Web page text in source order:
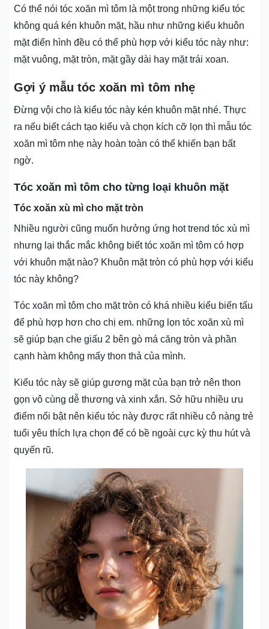
Có thể nói tóc xoăn mì tôm là một trong những kiểu tóc
không quá kén khuôn mặt, hầu như những kiểu khuôn
mặt điển hình đều có thể phù hợp với kiểu tóc này như:
mặt vuông, mặt tròn, mặt gầy dài hay mặt trái xoan.
Gợi ý mẫu tóc xoăn mì tôm nhẹ
Đừng vội cho là kiểu tóc này kén khuôn mặt nhé. Thực
ra nếu biết cách tạo kiểu và chọn kích cỡ lọn thì mẫu tóc
xoăn mì tôm nhẹ này hoàn toàn có thể khiến bạn bất
ngờ.
Tóc xoăn mì tôm cho từng loại khuôn mặt
Tóc xoăn xù mì cho mặt tròn
Nhiều người cũng muốn hưởng ứng hot trend tóc xù mì
nhưng lại thắc mắc không biết tóc xoăn mì tôm có hợp
với khuôn mặt nào? Khuôn mặt tròn có phù hợp với kiểu
tóc này không?
Tóc xoăn mì tôm cho mặt tròn có khá nhiều kiểu biến tấu
để phù hợp hơn cho chị em. những lọn tóc xoăn xù mì
sẽ giúp bạn che giấu 2 bên gò má căng tròn và phần
cạnh hàm không mấy thon thả của mình.
Kiểu tóc này sẽ giúp gương mặt của bạn trở nên thon
gọn vô cùng dễ thương và xinh xắn. Sở hữu nhiều ưu
điểm nổi bật nên kiểu tóc này được rất nhiều cô nàng trẻ
tuổi yêu thích lựa chọn để có bề ngoài cực kỳ thu hút và
quyến rũ.